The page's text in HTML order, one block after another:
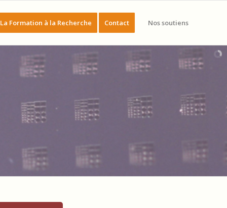
La Formation à la Recherche Contact Nos soutiens